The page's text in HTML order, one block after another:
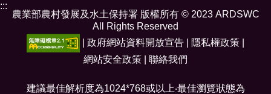
:::
農業部農村發展及水土保持署 版權所有 © 2023 ARDSWC
All Rights Reserved
政府網站資料開放宣告 隱私權政策
網站安全政策
聯絡我們
建議最佳解析度為1024*768或以上‧最佳瀏覽狀態為